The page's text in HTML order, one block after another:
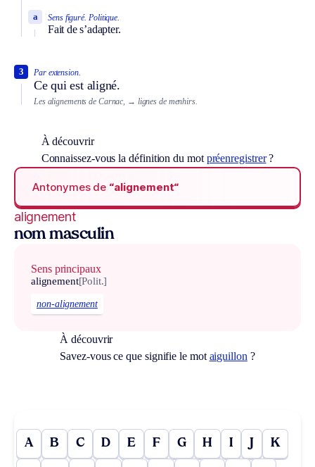
Sens figuré. Politique.
Fait de s’adapter.
a
Par extension.
Ce qui est aligné.
3
Les alignements de Carnac, → lignes de menhirs.
À découvrir
Connaissez-vous la définition du mot préenregistrer?
Antonymes de “alignement“
alignement
nom masculin
Sens principaux
alignement[Polit.]
non-alignement
À découvrir
Savez-vous ce que signifie le mot aiguillon ?
A B C D E F G H I J K